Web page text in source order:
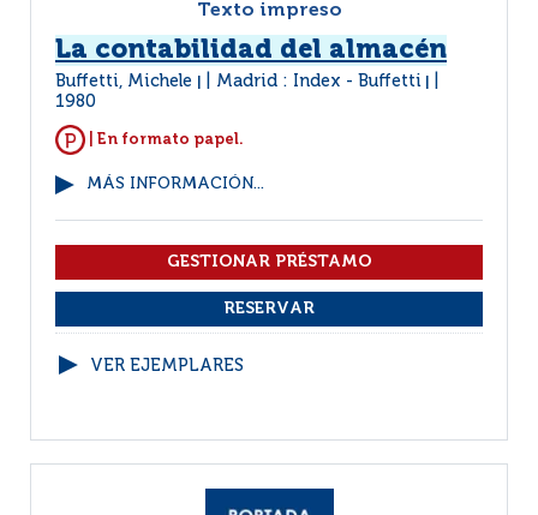
Texto impreso
La contabilidad del almacén
Buffetti, Michele Madrid : Index - Buffetti
1980
| En formato papel.
MÁS INFORMACIÓN...
VER EJEMPLARES